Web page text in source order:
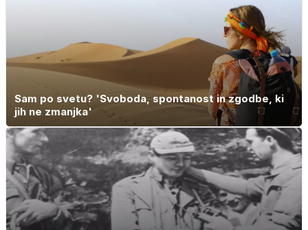
Sam po svetu? 'Svoboda, spontanost in zgodbe, ki
jih ne zmanjka'